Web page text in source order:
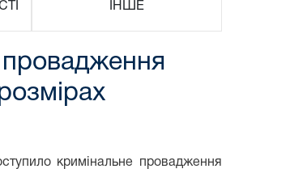
ІНШЕ
провадження
кримінальне провадження